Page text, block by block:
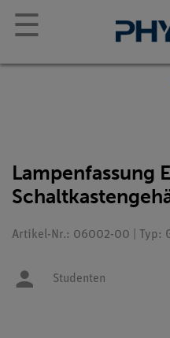
☰
Lampenfassung
Artikel-Nr.: 06002-00 | Typ:
Studenten